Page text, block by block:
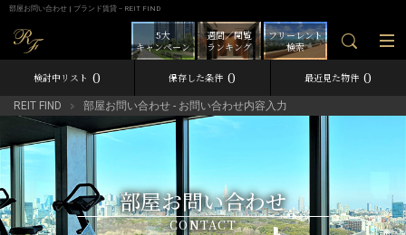
部屋お問い合わせ | ブランド賃貸－REIT FIND
フリーレント
検索
週間／閲覧
ランキング
5大
キャンペーン
検討中リスト 0 保存した条件 0 最近見た物件 0
REIT FIND 部屋お問い合わせ - お問い合わせ内容入力
部屋お問い合わせ
CONTACT